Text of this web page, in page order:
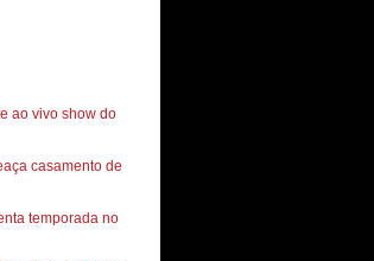
ao vivo show do
casamento de
temporada no